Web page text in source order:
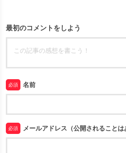
最初のコメントをしよう
必須 名前
必須 メールアドレス（公開されることは